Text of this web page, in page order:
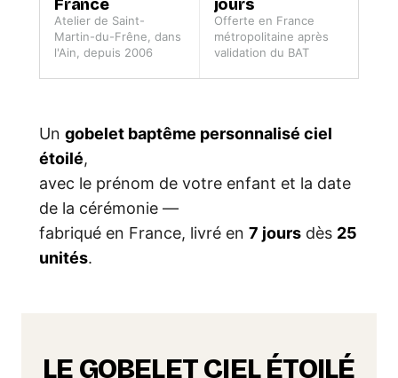
France
Atelier de Saint-
Martin-du-Frêne, dans
l'Ain, depuis 2006
jours
Offerte en France
métropolitaine après
validation du BAT
Un gobelet baptême personnalisé ciel
étoilé,
avec le prénom de votre enfant et la date
de la cérémonie —
fabriqué en France, livré en 7 jours dès 25
unités.
LE GOBELET CIEL ÉTOILÉ